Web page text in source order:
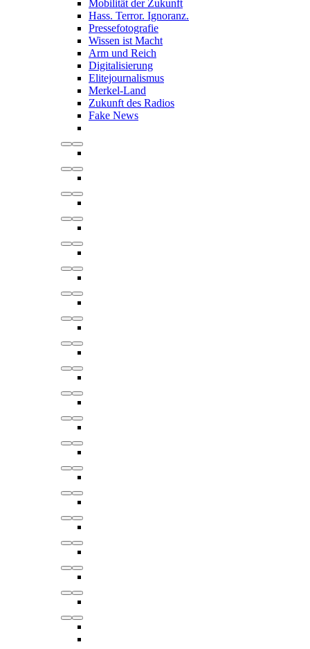
Mobilität der Zukunft
Hass. Terror. Ignoranz.
Pressefotografie
Wissen ist Macht
Arm und Reich
Digitalisierung
Elitejournalismus
Merkel-Land
Zukunft des Radios
Fake News